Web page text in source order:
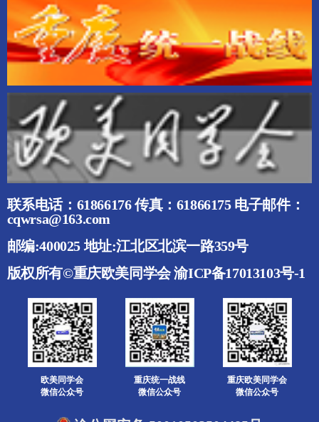
联系电话：61866176 传真：61866175 电子邮件：
cqwrsa@163.com
邮编:400025 地址:江北区北滨一路359号
版权所有©重庆欧美同学会渝ICP备17013103号-1
欧美同学会
微信公众号
重庆统一战线
微信公众号
重庆欧美同学会
微信公众号